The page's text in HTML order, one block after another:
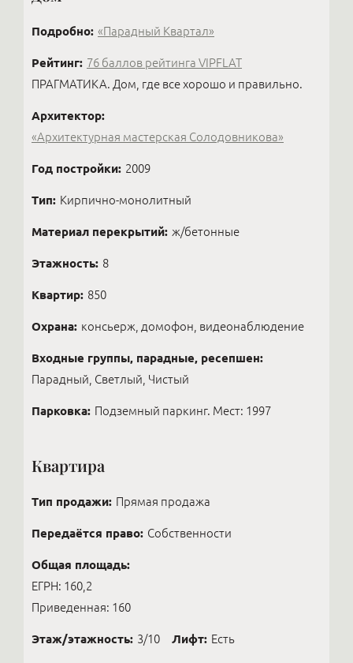
Подробно: «Парадный Квартал»
Рейтинг: 76 баллов рейтинга VIPFLAT
ПРАГМАТИКА. Дом, где все хорошо и правильно.
Архитектор:
«Архитектурная мастерская Солодовникова»
Год постройки: 2009
Тип: Кирпично-монолитный
Материал перекрытий: ж/бетонные
Этажность: 8
Квартир: 850
Охрана: консьерж, домофон, видеонаблюдение
Входные группы, парадные, ресепшен:
Парадный, Светлый, Чистый
Парковка: Подземный паркинг. Мест: 1997
Квартира
Тип продажи: Прямая продажа
Передаётся право: Собственности
Общая площадь:
ЕГРН: 160,2
Приведенная: 160
Этаж/этажность: 3/10 Лифт: Есть